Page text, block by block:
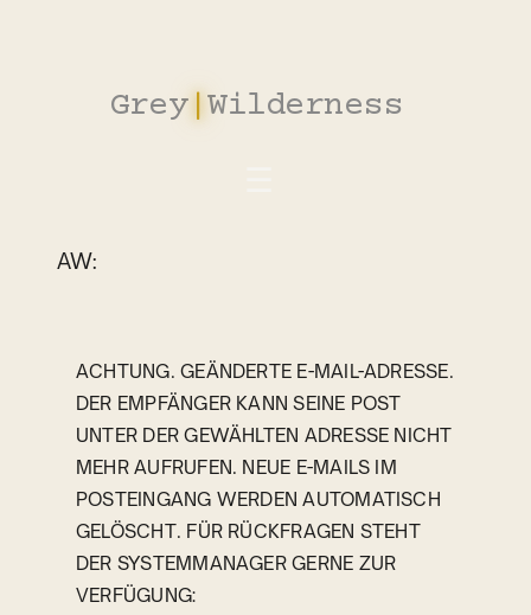
Grey|Wilderness
AW:
ACHTUNG. GEÄNDERTE E-MAIL-ADRESSE.
DER EMPFÄNGER KANN SEINE POST
UNTER DER GEWÄHLTEN ADRESSE NICHT
MEHR AUFRUFEN. NEUE E-MAILS IM
POSTEINGANG WERDEN AUTOMATISCH
GELÖSCHT. FÜR RÜCKFRAGEN STEHT
DER SYSTEMMANAGER GERNE ZUR
VERFÜGUNG: